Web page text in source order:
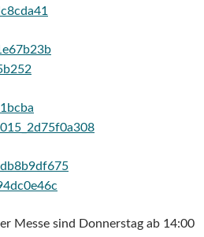
Messe sind Donnerstag ab 14:00